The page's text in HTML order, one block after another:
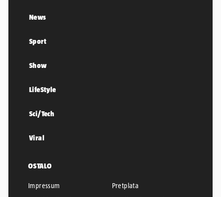
News
Sport
Show
LifeStyle
Sci/Tech
Viral
OSTALO
Impressum
Pretplata